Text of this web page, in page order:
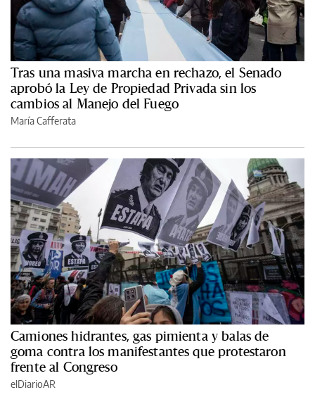
Tras una masiva marcha en rechazo, el Senado
aprobó la Ley de Propiedad Privada sin los
cambios al Manejo del Fuego
María Cafferata
Camiones hidrantes, gas pimienta y balas de
goma contra los manifestantes que protestaron
frente al Congreso
elDiarioAR